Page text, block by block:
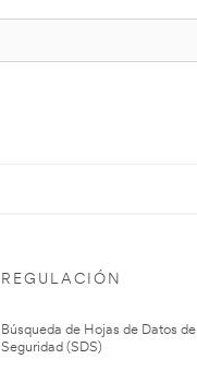
REGULACIÓN
Búsqueda de Hojas de Datos de
Seguridad (SDS)